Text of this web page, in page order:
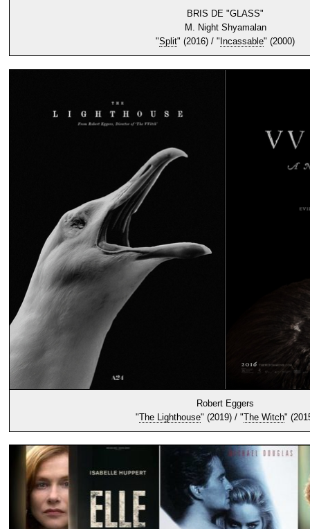
BRIS DE "GLASS"
M. Night Shyamalan
"Split" (2016) / " Incassable" (2000)
Robert Eggers
"The Lighthouse" (2019) / "The Witch"